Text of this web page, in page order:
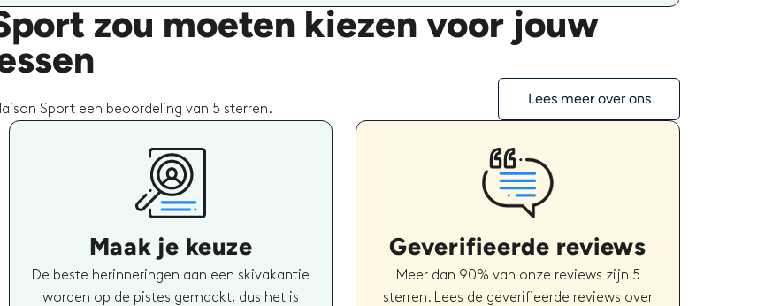
zou moeten kiezen voor jouw
Sport een beoordeling van 5 sterren.
Lees meer over ons
Maak je keuze
De beste herinneringen aan een skivakantie
worden op de pistes gemaakt, dus het is
Geverifieerde reviews
Meer dan 90% van onze reviews zijn 5
sterren. Lees de geverifieerde reviews over